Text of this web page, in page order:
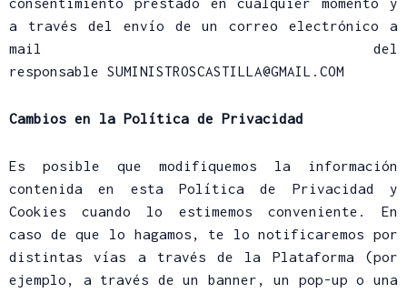
a través del envío de un correo electrónico a
mail del
responsable SUMINISTROSCASTILLA@GMAIL.COM
Cambios en la Política de Privacidad
Es posible que modifiquemos la información
contenida en esta Política de Privacidad y
Cookies cuando lo estimemos conveniente. En
caso de que lo hagamos, te lo notificaremos por
distintas vías a través de la Plataforma (por
ejemplo, a través de un banner, un pop-up o una